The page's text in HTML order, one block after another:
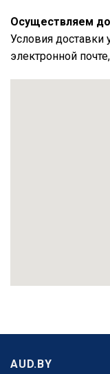
Осуществляем
Условия доставки
электронной
AUD.BY